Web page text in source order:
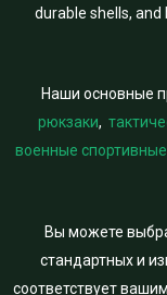
durable shells,
Наши основные
рюкзаки,
военные
Вы можете
стандартных и
соответствует